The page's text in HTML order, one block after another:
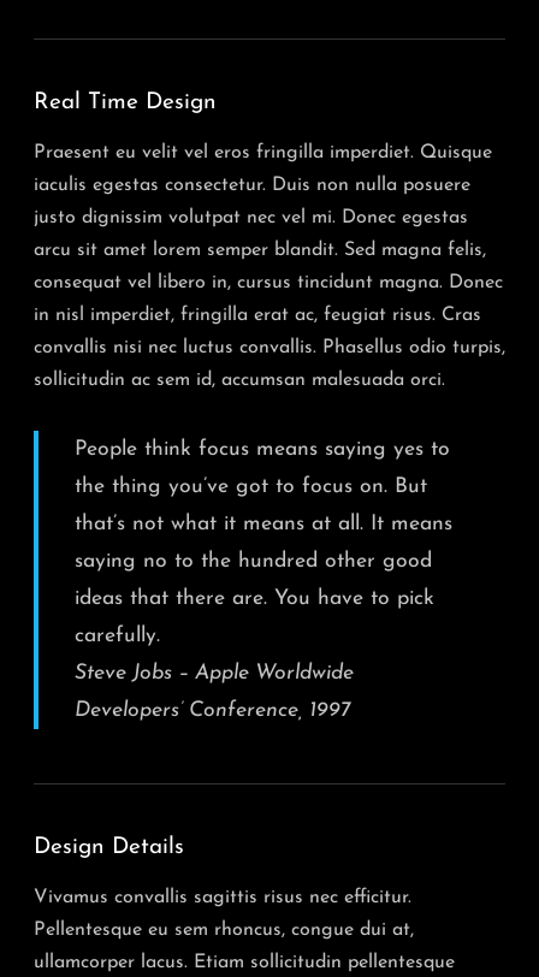
Real Time Design
Praesent eu velit vel eros fringilla imperdiet. Quisque
iaculis egestas consectetur. Duis non nulla posuere
justo dignissim volutpat nec vel mi. Donec egestas
arcu sit amet lorem semper blandit. Sed magna felis,
consequat vel libero in, cursus tincidunt magna. Donec
in nisl imperdiet, fringilla erat ac, feugiat risus. Cras
convallis nisi nec luctus convallis. Phasellus odio turpis,
sollicitudin ac sem id, accumsan malesuada orci.
People think focus means saying yes to
the thing you’ve got to focus on. But
that’s not what it means at all. It means
saying no to the hundred other good
ideas that there are. You have to pick
carefully.
Steve Jobs – Apple Worldwide
Developers’ Conference, 1997
Design Details
Vivamus convallis sagittis risus nec efficitur.
Pellentesque eu sem rhoncus, congue dui at,
ullamcorper lacus. Etiam sollicitudin pellentesque